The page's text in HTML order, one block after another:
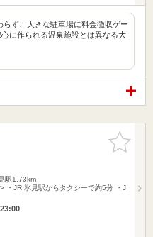
ず、大きな駐車場に料金徴収ゲー
に作られる温泉施設とは異なる大
お気に入
りに追加
駅1.73km
・JR 氷見駅からタクシーで約5分 ・J